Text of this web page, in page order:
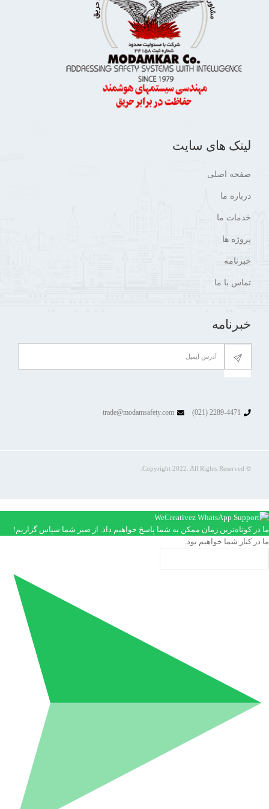
لینک های سایت
صفحه اصلی
درباره ما
خدمات ما
پروژه ها
خبرنامه
تماس با ما
خبرنامه
trade@modamsafety.com
© Copyright 2022. All Rights Reserved.
ما در کوتاه‌ترین زمان ممکن به شما پاسخ خواهیم داد. از صبر شما سپاس گزاریم!
ما در کنار شما خواهیم بود.